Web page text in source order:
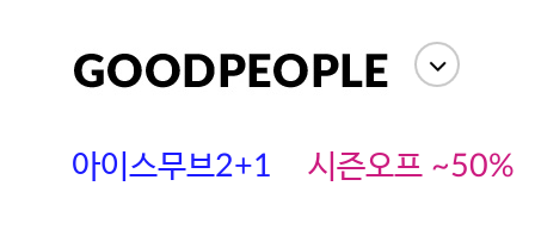
아이스무브2+1 시즌오프 ~50%